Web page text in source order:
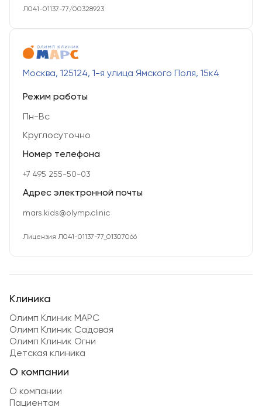
Л041-01137-77/00328923
Москва, 125124, 1-я улица Ямского Поля, 15к4
Режим работы
Пн-Вс
Круглосуточно
Номер телефона
+7 495 255-50-03
Адрес электронной почты
mars.kids@olymp.clinic
Лицензия Л041-01137-77_01307066
Клиника
Олимп Клиник МАРС
Олимп Клиник Садовая
Олимп Клиник Огни
Детская клиника
О компании
О компании
Пациентам